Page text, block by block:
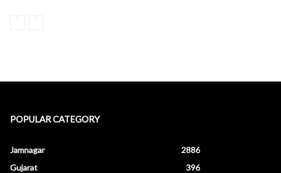
POPULAR CATEGORY
Jamnagar
2886
Gujarat
396